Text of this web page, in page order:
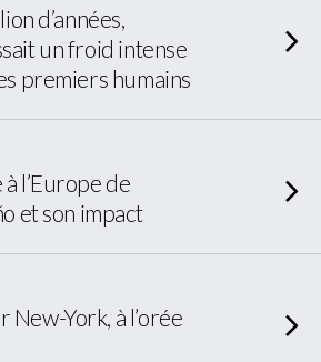
d’années,
un froid intense
premiers humains
l’Europe de
et son impact
New-York, à l’orée